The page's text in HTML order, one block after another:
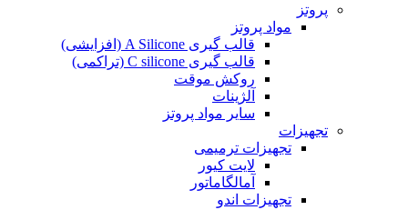
پروتز
مواد پروتز
قالب گیری A Silicone (افزایشی)
قالب گیری C silicone (تراکمی)
روکش موقت
آلژینات
سایر مواد پروتز
تجهیزات
تجهیزات ترمیمی
لایت کیور
آمالگاماتور
تجهیزات اندو